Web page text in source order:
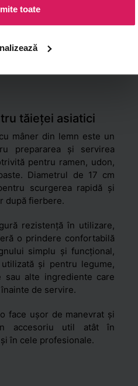
toate
RECENZII
tăieței asiatici
mâner din lemn este un
prepararea și servirea
pentru ramen, udon,
Diametrul de 17 cm
scurgerea rapidă și
după fierbere.
rezistență în utilizare,
o prindere confortabilă
simplu și funcțional,
și pentru legume,
sau alte ingrediente care
de servire.
face ușor de manevrat și
accesoriu util atât în
în cele profesionale.